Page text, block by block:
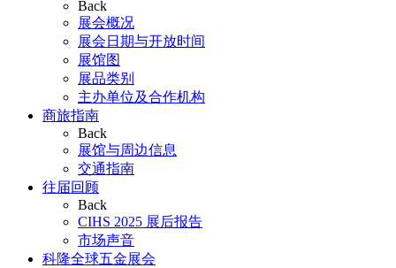
Back
展会概况
展会日期与开放时间
展馆图
展品类别
主办单位及合作机构
商旅指南
Back
展馆与周边信息
交通指南
往届回顾
Back
CIHS 2025 展后报告
市场声音
科隆全球五金展会